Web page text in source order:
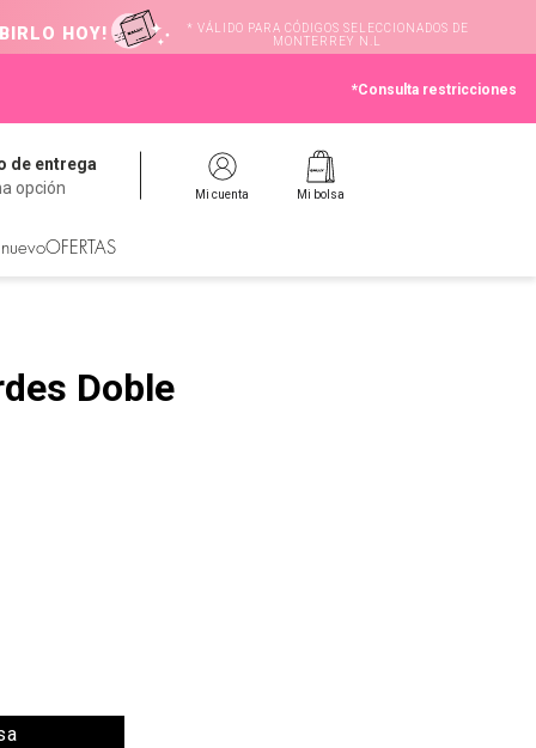
HOY!
* VÁLIDO PARA CÓDIGOS SELECCIONADOS DE
MONTERREY N.L
*Consulta restricciones
de entrega
opción
Mi cuenta Mi bolsa
OFERTAS
Doble